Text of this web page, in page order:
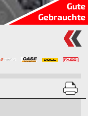
Gute
Gebrauchte